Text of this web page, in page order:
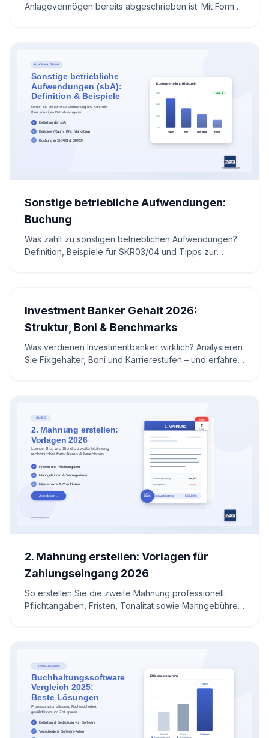
Anlagevermögen bereits abgeschrieben ist. Mit Formel,
Sonstige betriebliche Aufwendungen:
Buchung
Was zählt zu sonstigen betrieblichen Aufwendungen?
Definition, Beispiele für SKR03/04 und Tipps zur
Investment Banker Gehalt 2026:
Struktur, Boni & Benchmarks
Was verdienen Investmentbanker wirklich? Analysieren
Sie Fixgehälter, Boni und Karrierestufen – und erfahren
2. Mahnung erstellen: Vorlagen für
Zahlungseingang 2026
So erstellen Sie die zweite Mahnung professionell:
Pflichtangaben, Fristen, Tonalität sowie Mahngebühren